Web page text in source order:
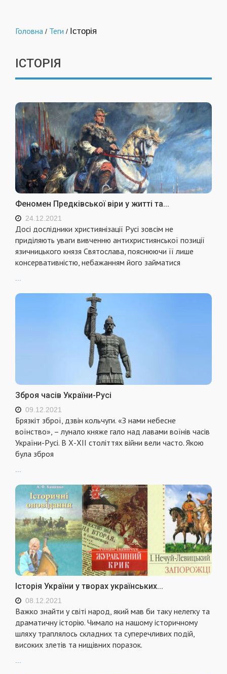
Головна / Теги / Історія
ІСТОРІЯ
Феномен Предківської віри у житті та...
24.12.2021
Досі дослідники християнізації Русі зовсім не
приділяють уваги вивченню антихристиянської позиції
язичницького князя Святослава, пояснюючи її лише
консервативністю, небажанням його займатися
...
Зброя часів України-Русі
09.12.2021
Брязкіт зброї, дзвін кольчуги. «З нами небесне
воїнство», – лунало княже гало над лавами воїнів часів
України-Русі. В Х-ХІІ століттях війни ​вели часто. Якою
була зброя
Історія України у творах українських...
08.12.2021
Важко знайти у світі народ, який мав би таку нелегку та
драматичну історію. Чимало на нашому історичному
шляху траплялось складних та суперечливих подій,
високих злетів та нищівних поразок.